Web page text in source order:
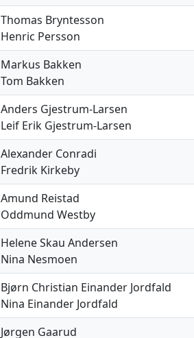
Thomas Bryntesson
Henric Persson
Markus Bakken
Tom Bakken
Anders Gjestrum-Larsen
Leif Erik Gjestrum-Larsen
Alexander Conradi
Fredrik Kirkeby
Amund Reistad
Oddmund Westby
Helene Skau Andersen
Nina Nesmoen
Bjørn Christian Einander Jordfald
Nina Einander Jordfald
Jørgen Gaarud